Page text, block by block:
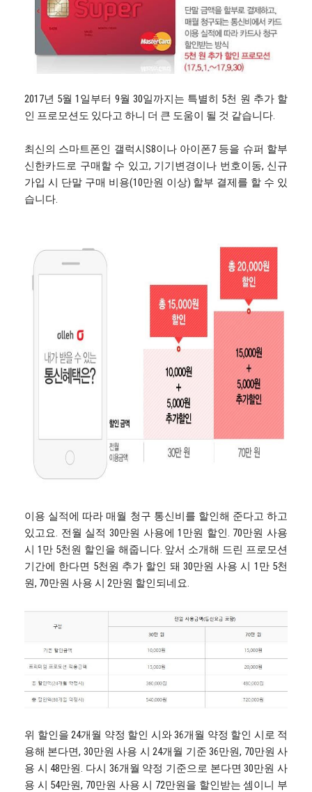
2017년 5월 1일부터 9월 30일까지는 특별히 5천 원 추가 할
인 프로모션도 있다고 하니 더 큰 도움이 될 것 같습니다.
최신의 스마트폰인 갤럭시S8이나 아이폰7 등을 슈퍼 할부
신한카드로 구매할 수 있고, 기기변경이나 번호이동, 신규
가입 시 단말 구매 비용(10만원 이상) 할부 결제를 할 수 있
습니다.
이용 실적에 따라 매월 청구 통신비를 할인해 준다고 하고
있고요. 전월 실적 30만원 사용에 1만원 할인. 70만원 사용
시 1만 5천원 할인을 해줍니다. 앞서 소개해 드린 프로모션
기간에 한다면 5천원 추가 할인 돼 30만원 사용 시 1만 5천
원, 70만원 사용 시 2만원 할인되네요.
위 할인을 24개월 약정 할인 시와 36개월 약정 할인 시로 적
용해 본다면, 30만원 사용 시 24개월 기준 36만원, 70만원 사
용 시 48만원. 다시 36개월 약정 기준으로 본다면 30만원 사
용 시 54만원, 70만원 사용 시 72만원을 할인받는 셈이니 부